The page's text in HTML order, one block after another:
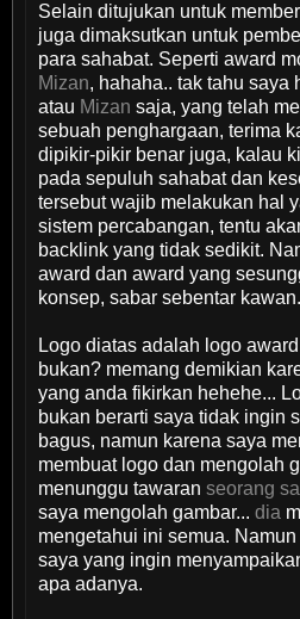
Selain ditujukan untuk
juga dimaksutkan untuk
para sahabat. Seperti award
Mizan, hahaha.. tak tahu saya
atau Mizan saja, yang telah
sebuah penghargaan, terima
dipikir-pikir benar juga, kalau
pada sepuluh sahabat dan
tersebut wajib melakukan hal
sistem percabangan, tentu
backlink yang tidak sedikit.
award dan award yang
konsep, sabar sebentar
Logo diatas adalah logo
bukan? memang demikian
yang anda fikirkan hehehe...
bukan berarti saya tidak ingin
bagus, namun karena saya
membuat logo dan mengolah
menunggu tawaranseorang
saya mengolah gambar...dia
mengetahui ini semua.
saya yang ingin
apa adanya.